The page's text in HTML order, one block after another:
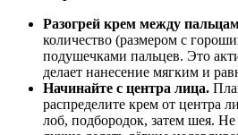
Разогрей крем между
количество (размером с
подушечками пальцев. Это
делает нанесение мягким и
Начинайте с центра лица.
распределите крем от центра
лоб, подбородок, затем шея.